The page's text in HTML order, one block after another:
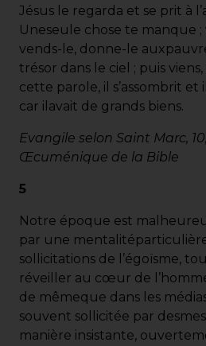
Jésus le regarda et se prit à
Uneseule chose te manque ;
vends-le, donne-le
trésor dans le ciel ; puis viens,
cette parole, il s’assombrit et
car ilavait de grands biens.
Evangile selon Saint Marc,
Œcuménique de la Bible
5
Notre époque est
par une
sollicitations de l’égoïsme,
réveiller au cœur de
de mêmeque dans les
souvent sollicitée par
manière insistante,